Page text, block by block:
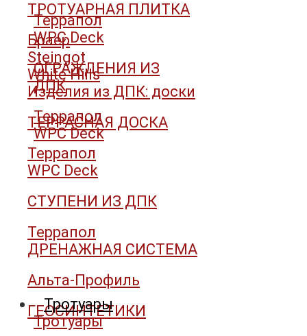
Террапол
WPC Deck
ОГРАЖДЕНИЯ ИЗ
ДПК
Террапол
WPC Deck
Тротуары
Тротуары
ТРОТУАРНАЯ ПЛИТКА
Браер
Steingot
White Hills
Изделия из ДПК: доски
ТЕРРАСНАЯ ДОСКА
Террапол
WPC Deck
СТУПЕНИ ИЗ ДПК
Террапол
ДРЕНАЖНАЯ СИСТЕМА
Альта-Профиль
ГЕОСИНТЕТИКИ